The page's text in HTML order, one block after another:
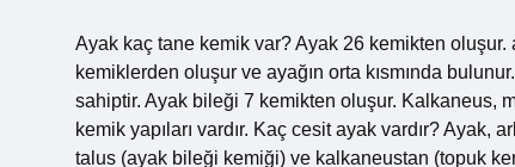
Ayak kaç tane kemik var? Ayak 26 kemikten oluşur.
kemiklerden oluşur ve ayağın orta kısmında
sahiptir. Ayak bileği 7 kemikten oluşur. Kalkaneus,
kemik yapıları vardır. Kaç cesit ayak vardır? Ayak,
talus (ayak bileği kemiği) ve kalkaneustan (topuk